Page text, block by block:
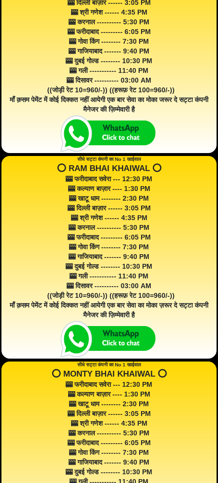
🎰 दिल्ली बाज़ार ------ 3:05 PM
🎰 श्री गणेश ------ 4:35 PM
🎰 करनाल ---------- 5:30 PM
🎰 फरीदाबाद --------- 6:05 PM
🎰 गोवा किंग -------- 7:30 PM
🎰 गाजियाबाद ------- 9:40 PM
🎰 दुबई गोल्ड -------- 10:30 PM
🎰 गली ----------- 11:40 PM
🎰 दिसावर ---------- 03:00 AM
((जोड़ी रेट 10=960/-)) ((हरूफ़ रेट 100=960/-))
माँ क़सम पेमेंट में कोई दिक्कत नहीं आयेगी एक बार सेवा का मोका जरूर दे सट्टा कंपनी
मैनेजर की ज़िम्मेवारी है
सीधे सट्टा कंपनी का No 1 खाईवाल
⭕️ RAM BHAI KHAIWAL ⭕️
🎰 फरीदाबाद सवेरा --- 12:30 PM
🎰 कल्याण बाज़ार ---- 1:30 PM
🎰 खाटू धाम -------- 2:30 PM
🎰 दिल्ली बाज़ार ------ 3:05 PM
🎰 श्री गणेश ------ 4:35 PM
🎰 करनाल ---------- 5:30 PM
🎰 फरीदाबाद --------- 6:05 PM
🎰 गोवा किंग -------- 7:30 PM
🎰 गाजियाबाद ------- 9:40 PM
🎰 दुबई गोल्ड -------- 10:30 PM
🎰 गली ----------- 11:40 PM
🎰 दिसावर ---------- 03:00 AM
((जोड़ी रेट 10=960/-)) ((हरूफ़ रेट 100=960/-))
माँ क़सम पेमेंट में कोई दिक्कत नहीं आयेगी एक बार सेवा का मोका ज़रूर दे सट्टा कंपनी
मैनेजर की ज़िम्मेवारी है
सीधे सट्टा कंपनी का No 1 खाईवाल
⭕️ MONTY BHAI KHAIWAL ⭕️
🎰 फरीदाबाद सवेरा --- 12:30 PM
🎰 कल्याण बाज़ार ---- 1:30 PM
🎰 खाटू धाम -------- 2:30 PM
🎰 दिल्ली बाज़ार ------ 3:05 PM
🎰 श्री गणेश ------ 4:35 PM
🎰 करनाल ---------- 5:30 PM
🎰 फरीदाबाद --------- 6:05 PM
🎰 गोवा किंग -------- 7:30 PM
🎰 गाजियाबाद ------- 9:40 PM
🎰 दुबई गोल्ड -------- 10:30 PM